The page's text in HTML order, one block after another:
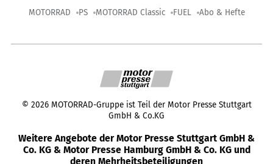
MOTORRAD PS MOTORRAD Classic FUEL Abo & Hefte
© 2026 MOTORRAD-Gruppe ist Teil der Motor Presse Stuttgart
GmbH & Co.KG
Weitere Angebote der Motor Presse Stuttgart GmbH &
Co. KG & Motor Presse Hamburg GmbH & Co. KG und
deren Mehrheitsbeteiligungen